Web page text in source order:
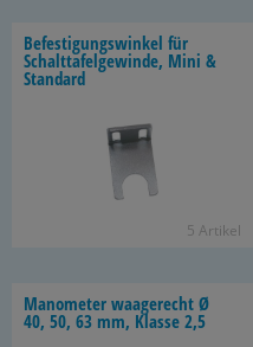
Be­fes­ti­gungs­win­kel für
Schalt­ta­fel­ge­win­de, Mini &
Stan­dard
5 Ar­ti­kel
Ma­no­me­ter waa­ge­recht Ø
40, 50, 63 mm, Klas­se 2,5